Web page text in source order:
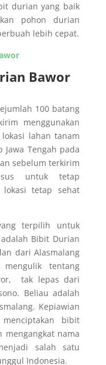
durian yang baik
pohon durian
lebih cepat.
Bawor
100 batang
menggunakan
lahan tanam
Jawa Tengah pada
sebelum terkirim
untuk tetap
tetap sehat
terpilih untuk
Bibit Durian
dari Alasmalang
mengulik tentang
tak lepas dari
Beliau adalah
Kepiawian
bibit
nama
salah satu
Indonesia.